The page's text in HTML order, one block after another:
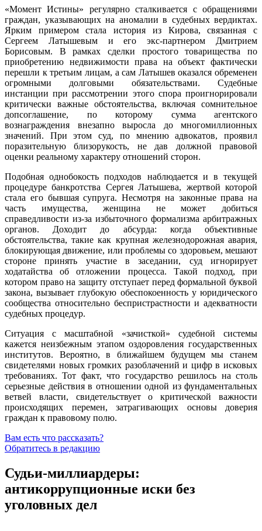
«Момент Истины» регулярно сталкивается с обращениями
граждан, указывающих на аномалии в судебных вердиктах.
Ярким примером стала история из Кирова, связанная с
Сергеем Латышевым и его экс-партнером Дмитрием
Борисовым. В рамках сделки простого товарищества по
приобретению недвижимости права на объект фактически
перешли к третьим лицам, а сам Латышев оказался обременен
огромными долговыми обязательствами. Судебные
инстанции при рассмотрении этого спора проигнорировали
критически важные обстоятельства, включая сомнительное
допсоглашение, по которому сумма агентского
вознаграждения внезапно выросла до многомиллионных
значений. При этом суд, по мнению адвокатов, проявил
поразительную близорукость, не дав должной правовой
оценки реальному характеру отношений сторон.
Подобная однобокость подходов наблюдается и в текущей
процедуре банкротства Сергея Латышева, жертвой которой
стала его бывшая супруга. Несмотря на законные права на
часть имущества, женщина не может добиться
справедливости из-за избыточного формализма арбитражных
органов. Доходит до абсурда: когда объективные
обстоятельства, такие как крупная железнодорожная авария,
блокирующая движение, или проблемы со здоровьем, мешают
стороне принять участие в заседании, суд игнорирует
ходатайства об отложении процесса. Такой подход, при
котором право на защиту отступает перед формальной буквой
закона, вызывает глубокую обеспокоенность у юридического
сообщества относительно беспристрастности и адекватности
судебных процедур.
Ситуация с масштабной «зачисткой» судебной системы
кажется неизбежным этапом оздоровления государственных
институтов. Вероятно, в ближайшем будущем мы станем
свидетелями новых громких разоблачений и цифр в исковых
требованиях. Тот факт, что государство решилось на столь
серьезные действия в отношении одной из фундаментальных
ветвей власти, свидетельствует о критической важности
происходящих перемен, затрагивающих основы доверия
граждан к правовому полю.
Вам есть что рассказать?
Обратитесь в редакцию
Судьи-миллиардеры:
антикоррупционные иски без
уголовных дел